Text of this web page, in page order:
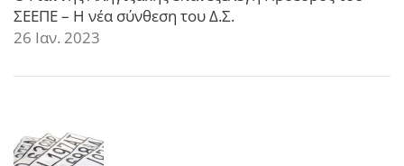
ΣΕΕΠΕ – Η νέα σύνθεση του Δ.Σ.
26 Ιαν. 2023